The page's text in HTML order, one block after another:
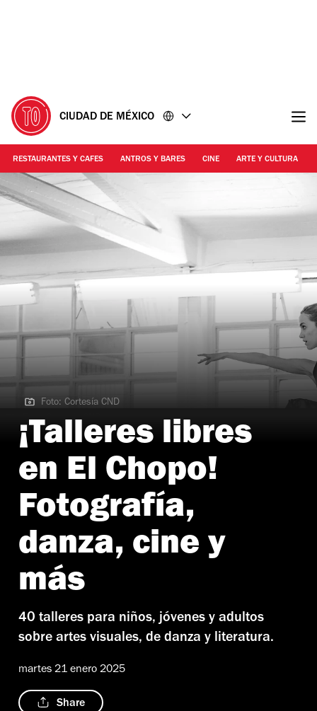
CIUDAD DE MÉXICO
RESTAURANTES Y CAFES ANTROS Y BARES CINE ARTE Y CULTURA
Foto: Cortesía CND
Foto: Cortesía CND
¡Talleres libres
en El Chopo!
Fotografía,
danza, cine y
más
40 talleres para niños, jóvenes y adultos
sobre artes visuales, de danza y literatura.
martes 21 enero 2025
Share